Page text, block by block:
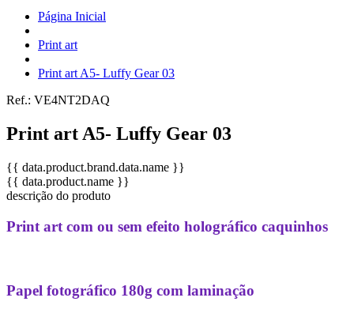
Página Inicial
Print art
Print art A5- Luffy Gear 03
Ref.: VE4NT2DAQ
Print art A5- Luffy Gear 03
{{ data.product.brand.data.name }}
{{ data.product.name }}
descrição do produto
Print art com ou sem efeito holográfico caquinhos
Papel fotográfico 180g com laminação